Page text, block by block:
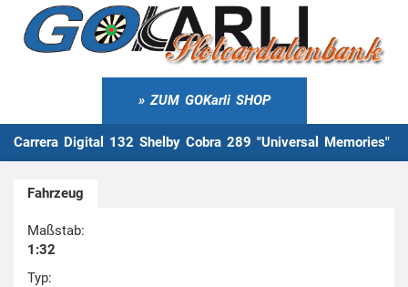
ZUM GOKarli SHOP
Carrera Digital 132 Shelby Cobra 289 "Universal Memories"
Fahrzeug
Maßstab:
1:32
Typ: